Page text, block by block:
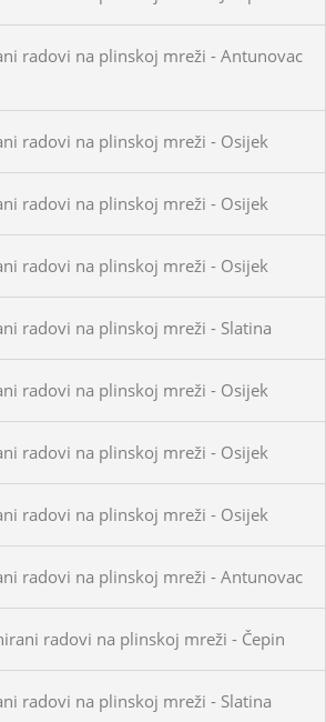
radovi na plinskoj mreži - Antunovac
radovi na plinskoj mreži - Osijek
radovi na plinskoj mreži - Osijek
radovi na plinskoj mreži - Osijek
radovi na plinskoj mreži - Slatina
radovi na plinskoj mreži - Osijek
radovi na plinskoj mreži - Osijek
radovi na plinskoj mreži - Osijek
radovi na plinskoj mreži - Antunovac
radovi na plinskoj mreži - Čepin
radovi na plinskoj mreži - Slatina